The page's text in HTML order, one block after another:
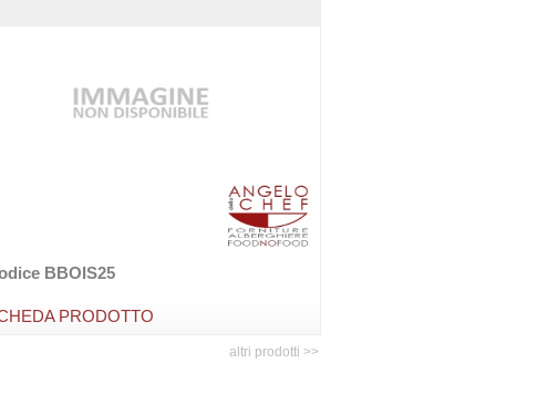
BBOIS25
PRODOTTO
altri prodotti >>